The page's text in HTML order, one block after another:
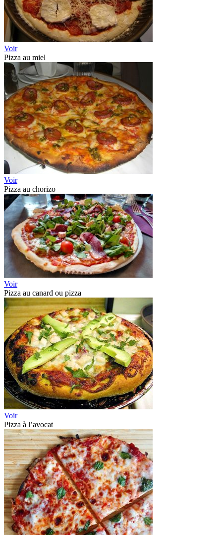
Voir
Pizza au miel
Voir
Pizza au chorizo
Voir
Pizza au canard ou pizza
Voir
Pizza à l’avocat